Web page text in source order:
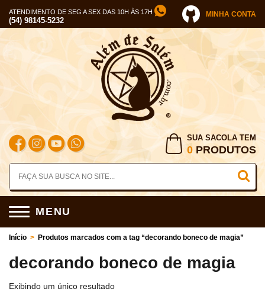
ATENDIMENTO DE SEG A SEX DAS 10H ÀS 17H
(54) 98145-5232
MINHA CONTA
SUA SACOLA TEM
0 PRODUTOS
MENU
Início > Produtos marcados com a tag “decorando boneco de magia”
decorando boneco de magia
Exibindo um único resultado